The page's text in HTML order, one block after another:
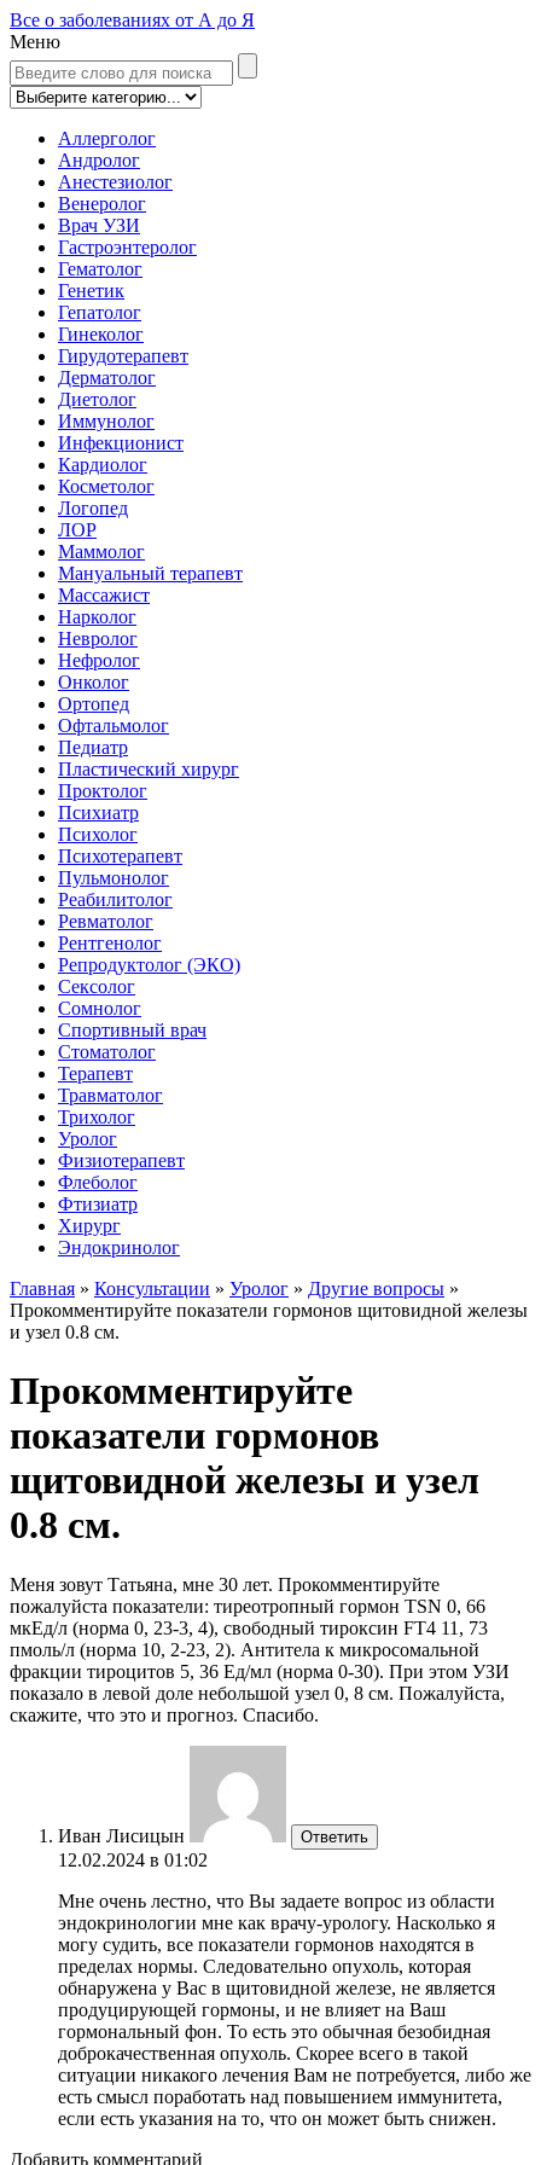
Все о заболеваниях от А до Я
Меню
Аллерголог
Андролог
Анестезиолог
Венеролог
Врач УЗИ
Гастроэнтеролог
Гематолог
Генетик
Гепатолог
Гинеколог
Гирудотерапевт
Дерматолог
Диетолог
Иммунолог
Инфекционист
Кардиолог
Косметолог
Логопед
ЛОР
Маммолог
Мануальный терапевт
Массажист
Нарколог
Невролог
Нефролог
Онколог
Ортопед
Офтальмолог
Педиатр
Пластический хирург
Проктолог
Психиатр
Психолог
Психотерапевт
Пульмонолог
Реабилитолог
Ревматолог
Рентгенолог
Репродуктолог (ЭКО)
Сексолог
Сомнолог
Спортивный врач
Стоматолог
Терапевт
Травматолог
Трихолог
Уролог
Физиотерапевт
Флеболог
Фтизиатр
Хирург
Эндокринолог
Главная » Консультации » Уролог » Другие вопросы »
Прокомментируйте показатели гормонов щитовидной железы
и узел 0.8 см.
Прокомментируйте
показатели гормонов
щитовидной железы и узел
0.8 см.
Меня зовут Татьяна, мне 30 лет. Прокомментируйте
пожалуйста показатели: тиреотропный гормон TSN 0, 66
мкЕд/л (норма 0, 23-3, 4), свободный тироксин FT4 11, 73
пмоль/л (норма 10, 2-23, 2). Антитела к микросомальной
фракции тироцитов 5, 36 Ед/мл (норма 0-30). При этом УЗИ
показало в левой доле небольшой узел 0, 8 см. Пожалуйста,
скажите, что это и прогноз. Спасибо.
Иван Лисицын Ответить
12.02.2024 в 01:02
Мне очень лестно, что Вы задаете вопрос из области
эндокринологии мне как врачу-урологу. Насколько я
могу судить, все показатели гормонов находятся в
пределах нормы. Следовательно опухоль, которая
обнаружена у Вас в щитовидной железе, не является
продуцирующей гормоны, и не влияет на Ваш
гормональный фон. То есть это обычная безобидная
доброкачественная опухоль. Скорее всего в такой
ситуации никакого лечения Вам не потребуется, либо же
есть смысл поработать над повышением иммунитета,
если есть указания на то, что он может быть снижен.
Добавить комментарий